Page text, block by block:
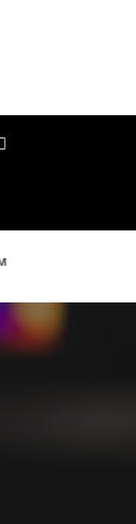
ехать